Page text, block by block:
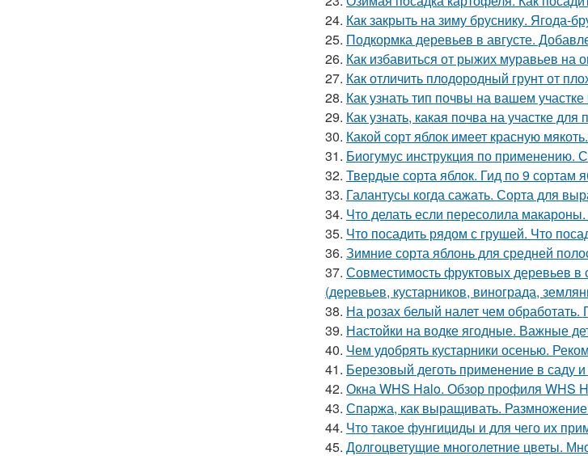
24. Как закрыть на зиму бруснику. Ягода-
25. Подкормка деревьев в августе.
26. Как избавиться от рыжих муравьев
27. Как отличить плодородный грунт от
28. Как узнать тип почвы на вашем
29. Как узнать, какая почва на участке
30. Какой сорт яблок имеет красную
31. Биогумус инструкция по применению.
32. Твердые сорта яблок. Гид по 9 сортам
33. Галантусы когда сажать. Сорта для
34. Что делать если пересолила
35. Что посадить рядом с грушей. Что
36. Зимние сорта яблонь для средней
37. Совместимость фруктовых деревьев в
(деревьев, кустарников, винограда,
38. На розах белый налет чем
39. Настойки на водке ягодные. Важные
40. Чем удобрять кустарники осенью.
41. Березовый деготь применение в саду
42. Окна WHS Halo. Обзор профиля WHS
43. Спаржа, как выращивать.
44. Что такое фунгициды и для чего их
45. Долгоцветущие многолетние цветы.